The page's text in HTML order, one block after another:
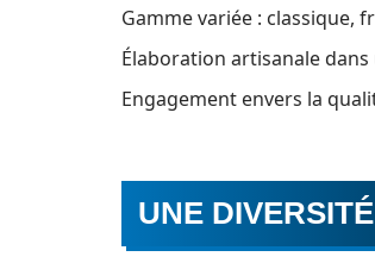
Gamme variée : classique,
Élaboration artisanale
Engagement envers la
UNE